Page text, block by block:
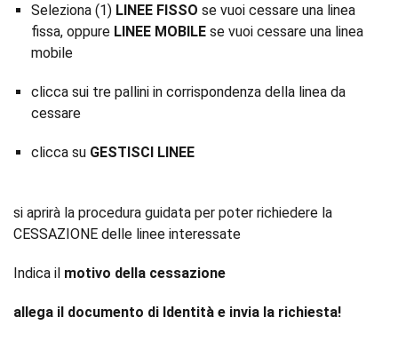
Seleziona (1) LINEE FISSO se vuoi cessare una linea
fissa, oppure LINEE MOBILE se vuoi cessare una linea
mobile
clicca sui tre pallini in corrispondenza della linea da
cessare
clicca su GESTISCI LINEE
si aprirà la procedura guidata per poter richiedere la
CESSAZIONE delle linee interessate
Indica il motivo della cessazione
allega il documento di Identità e invia la richiesta!